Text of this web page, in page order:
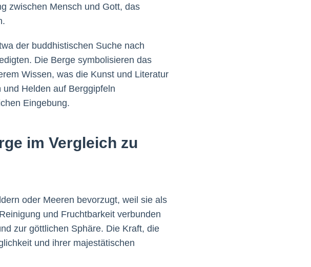
zwischen Mensch und Gott, das
der buddhistischen Suche nach
Die Berge symbolisieren das
Wissen, was die Kunst und Literatur
Helden auf Berggipfeln
Eingebung.
im Vergleich zu
oder Meeren bevorzugt, weil sie als
und Fruchtbarkeit verbunden
zur göttlichen Sphäre. Die Kraft, die
und ihrer majestätischen